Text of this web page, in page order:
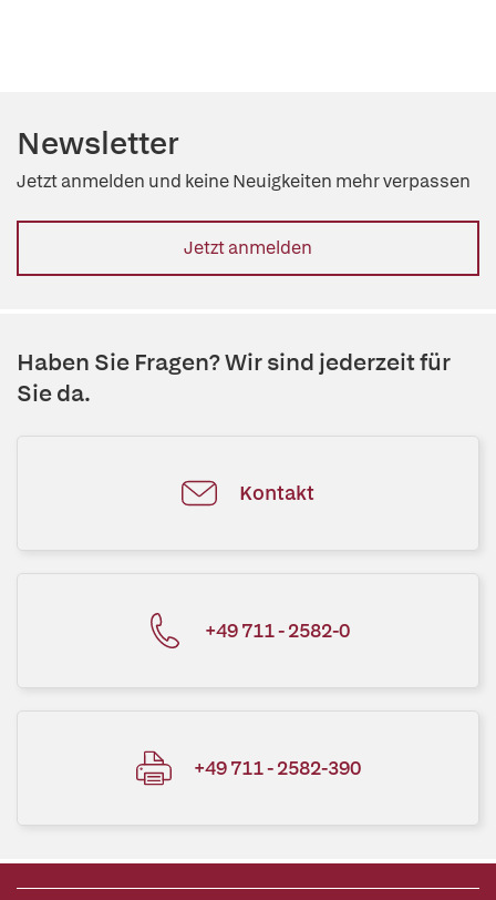
Newsletter
Jetzt anmelden und keine Neuigkeiten mehr verpassen
Jetzt anmelden
Haben Sie Fragen? Wir sind jederzeit für
Sie da.
Kontakt
+49 711 - 2582-0
+49 711 - 2582-390